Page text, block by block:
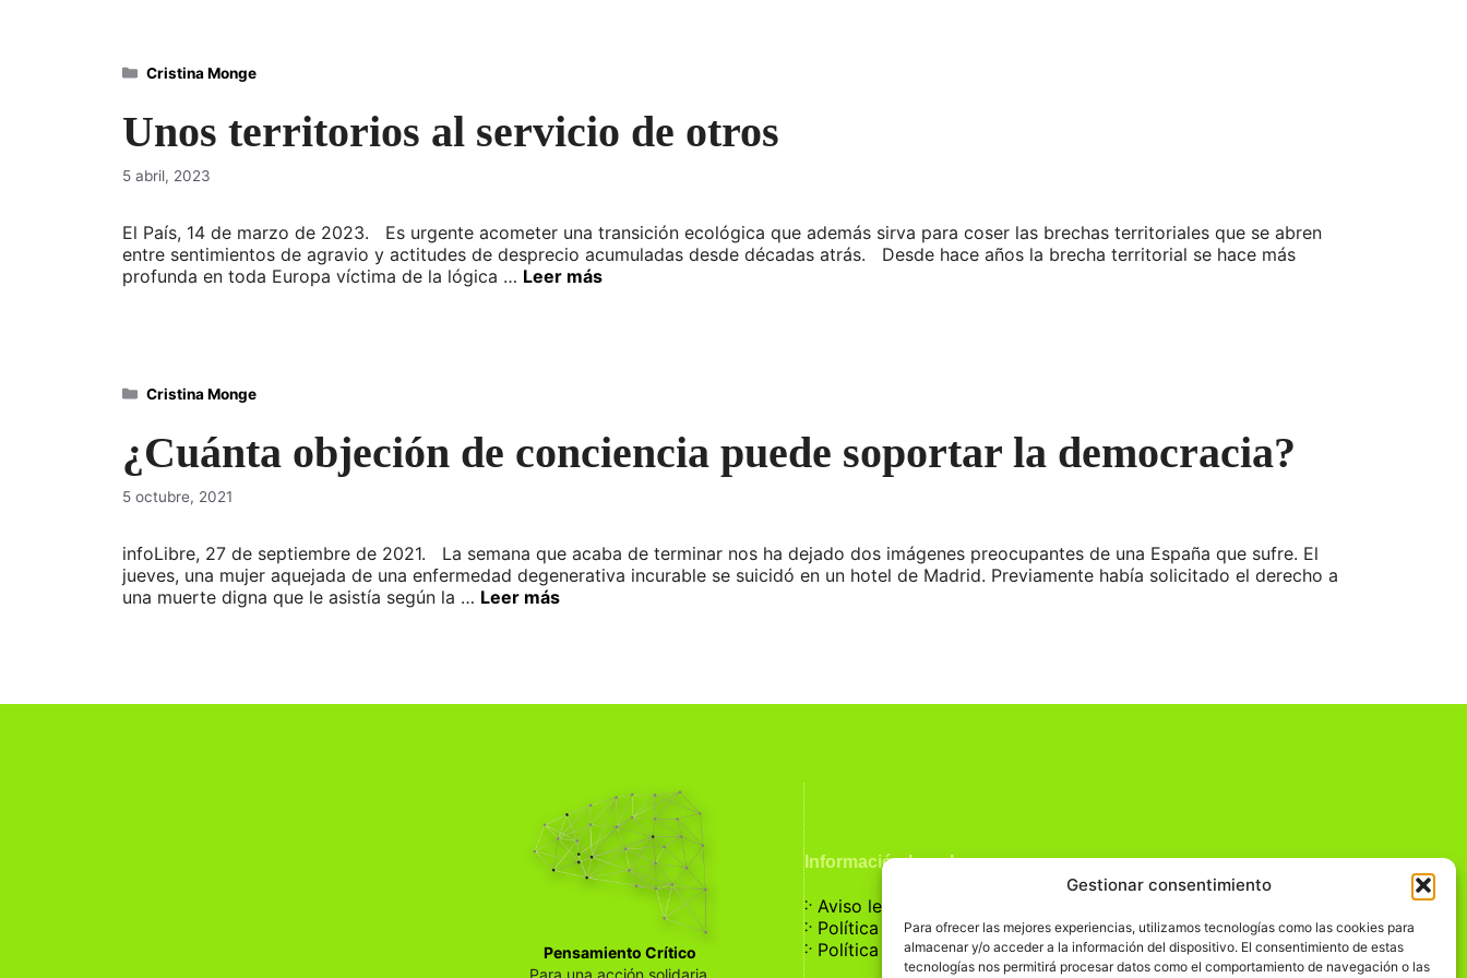
Gestionar consentimiento
Para ofrecer las mejores experiencias, utilizamos tecnologías como las cookies para
almacenar y/o acceder a la información del dispositivo. El consentimiento de estas
tecnologías nos permitirá procesar datos como el comportamiento de navegación o las
Unos territorios al servicio de otros
5 abril, 2023
El País, 14 de marzo de 2023. Es urgente acometer una transición ecológica que además sirva para coser las brechas territoriales que se abren
entre sentimientos de agravio y actitudes de desprecio acumuladas desde décadas atrás. Desde hace años la brecha territorial se hace más
profunda en toda Europa víctima de la lógica … Leer más
Categorías
Cristina Monge
¿Cuánta objeción de conciencia puede soportar la democracia?
5 octubre, 2021
infoLibre, 27 de septiembre de 2021. La semana que acaba de terminar nos ha dejado dos imágenes preocupantes de una España que sufre. El
jueves, una mujer aquejada de una enfermedad degenerativa incurable se suicidó en un hotel de Madrid. Previamente había solicitado el derecho a
una muerte digna que le asistía según la … Leer más
Categorías
Cristina Monge
Pensamiento Crítico
Para una acción solidaria.
Información Legal
჻Aviso legal
჻Política de privacidad
჻Política de cookies